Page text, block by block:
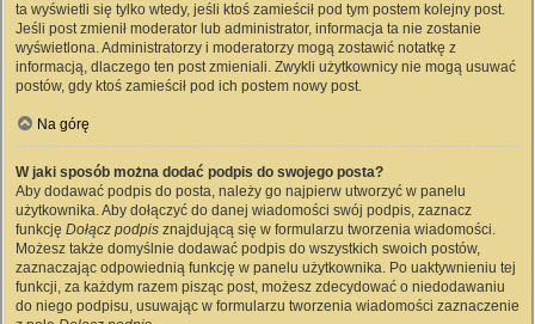
ta wyświetli się tylko wtedy, jeśli ktoś zamieścił pod tym postem kolejny post.
Jeśli post zmienił moderator lub administrator, informacja ta nie zostanie
wyświetlona. Administratorzy i moderatorzy mogą zostawić notatkę z
informacją, dlaczego ten post zmieniali. Zwykli użytkownicy nie mogą usuwać
postów, gdy ktoś zamieścił pod ich postem nowy post.
Na górę
W jaki sposób można dodać podpis do swojego posta?
Aby dodawać podpis do posta, należy go najpierw utworzyć w panelu
użytkownika. Aby dołączyć do danej wiadomości swój podpis, zaznacz
funkcję Dołącz podpis znajdującą się w formularzu tworzenia wiadomości.
Możesz także domyślnie dodawać podpis do wszystkich swoich postów,
zaznaczając odpowiednią funkcję w panelu użytkownika. Po uaktywnieniu tej
funkcji, za każdym razem pisząc post, możesz zdecydować o niedodawaniu
do niego podpisu, usuwając w formularzu tworzenia wiadomości zaznaczenie